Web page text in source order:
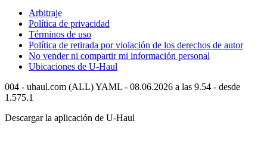
Arbitraje
Política de privacidad
Términos de uso
Política de retirada por violación de los derechos de autor
No vender ni compartir mi información personal
Ubicaciones de U-Haul
004 - uhaul.com (ALL) YAML - 08.06.2026 a las 9.54 - desde
1.575.1
Descargar la aplicación de U-Haul